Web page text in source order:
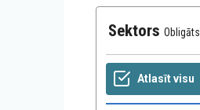
Sektors Obligāts